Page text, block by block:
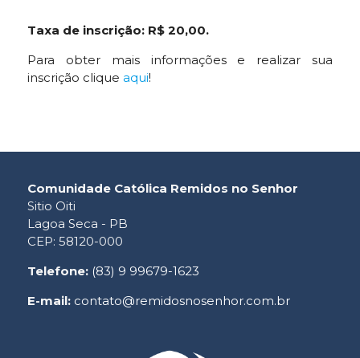
Taxa de inscrição: R$ 20,00.
Para obter mais informações e realizar sua
inscrição clique aqui!
Comunidade Católica Remidos no Senhor
Sitio Oiti
Lagoa Seca - PB
CEP: 58120-000
Telefone: (83) 9 99679-1623
E-mail: contato@remidosnosenhor.com.br